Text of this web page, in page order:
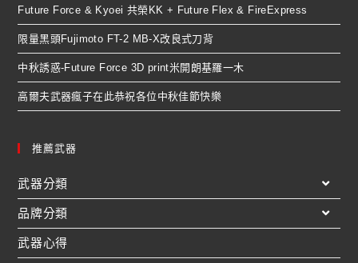
Future Force & Kyoei 共榮KK + Future Flex & FireExpress
限量黑頭Fujimoto FT-2 MB-X改良式刀背
中秋誘惑-Future Force 3D print米開朗基羅一木
高爾夫武器瘋子在此恭祝各位中秋佳節快樂
推薦武器
武器分類
品牌分類
武器心得